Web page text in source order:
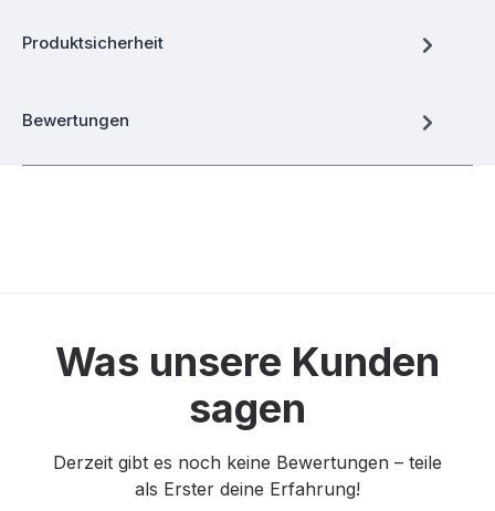
Produktsicherheit
Bewertungen
Was unsere Kunden
sagen
Derzeit gibt es noch keine Bewertungen – teile
als Erster deine Erfahrung!